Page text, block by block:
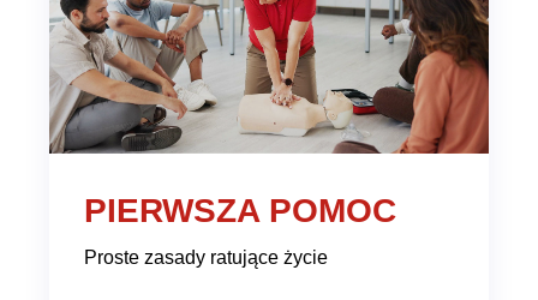
PIERWSZA POMOC
Proste zasady ratujące życie